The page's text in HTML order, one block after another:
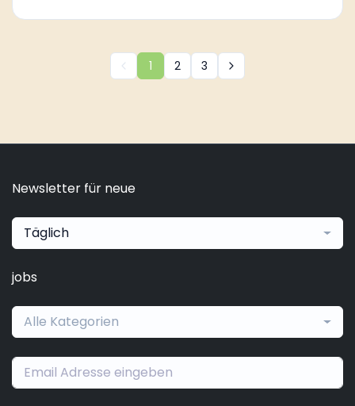
1 2 3
Newsletter für neue
Täglich
jobs
Alle Kategorien